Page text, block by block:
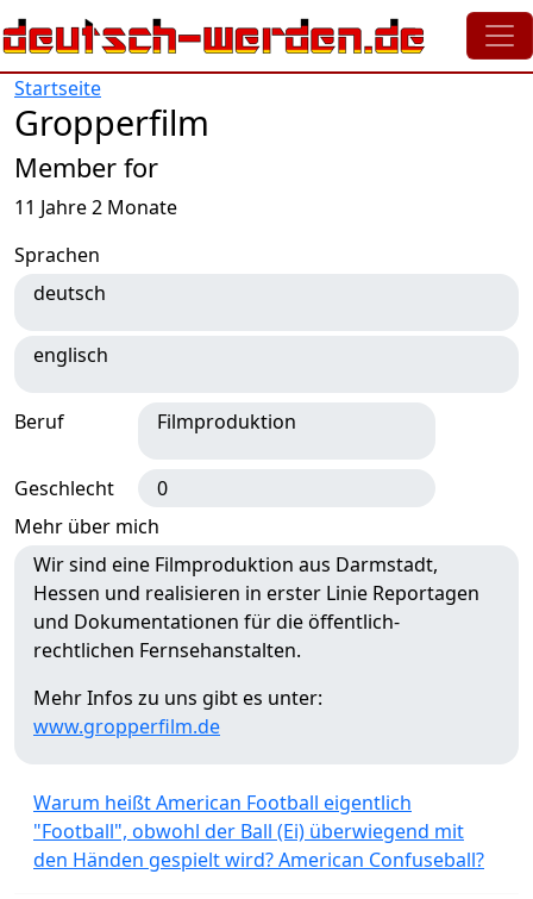
Direkt zum Inhalt
Startseite
Gropperfilm
Member for
11 Jahre 2 Monate
Sprachen
deutsch
englisch
Beruf Filmproduktion
Geschlecht
0
Mehr über mich
Wir sind eine Filmproduktion aus Darmstadt,
Hessen und realisieren in erster Linie Reportagen
und Dokumentationen für die öffentlich-
rechtlichen Fernsehanstalten.
Mehr Infos zu uns gibt es unter:
www.gropperfilm.de
Warum heißt American Football eigentlich
"Football", obwohl der Ball (Ei) überwiegend mit
den Händen gespielt wird? American Confuseball?